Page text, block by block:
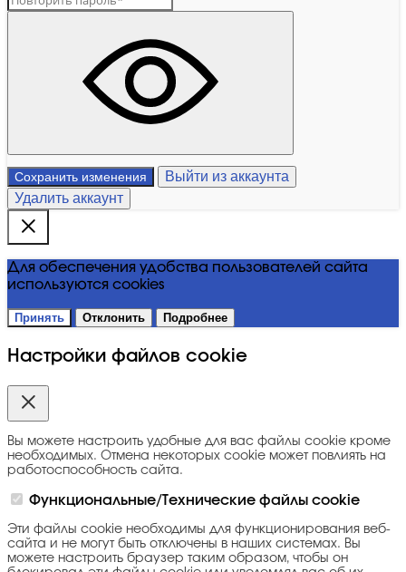
Сохранить изменения
Выйти из аккаунта
Удалить аккаунт
Для обеспечения удобства пользователей сайта
используются cookies
Принять Отклонить Подробнее
Настройки файлов cookie
Вы можете настроить удобные для вас файлы cookie кроме
необходимых. Отмена некоторых cookie может повлиять на
работоспособность сайта.
Функциональные/Технические файлы cookie
Эти файлы cookie необходимы для функционирования веб-
сайта и не могут быть отключены в наших системах. Вы
можете настроить браузер таким образом, чтобы он